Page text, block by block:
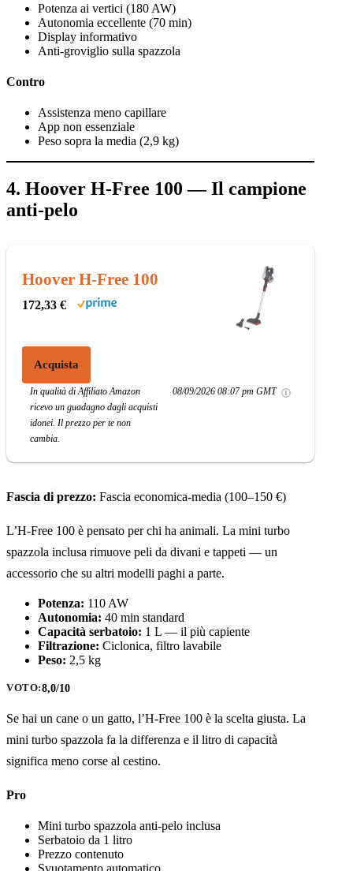
Potenza ai vertici (180 AW)
Autonomia eccellente (70 min)
Display informativo
Anti-groviglio sulla spazzola
Contro
Assistenza meno capillare
App non essenziale
Peso sopra la media (2,9 kg)
4. Hoover H-Free 100 — Il campione
anti-pelo
Hoover H-Free 100
172,33 €
Acquista
In qualità di Affiliato Amazon
ricevo un guadagno dagli acquisti
idonei. Il prezzo per te non
cambia.
08/09/2026 08:07 pm GMT
Fascia di prezzo: Fascia economica-media (100–150 €)
L’H-Free 100 è pensato per chi ha animali. La mini turbo
spazzola inclusa rimuove peli da divani e tappeti — un
accessorio che su altri modelli paghi a parte.
Potenza: 110 AW
Autonomia: 40 min standard
Capacità serbatoio: 1 L — il più capiente
Filtrazione: Ciclonica, filtro lavabile
Peso: 2,5 kg
VOTO:8,0/10
Se hai un cane o un gatto, l’H-Free 100 è la scelta giusta. La
mini turbo spazzola fa la differenza e il litro di capacità
significa meno corse al cestino.
Pro
Mini turbo spazzola anti-pelo inclusa
Serbatoio da 1 litro
Prezzo contenuto